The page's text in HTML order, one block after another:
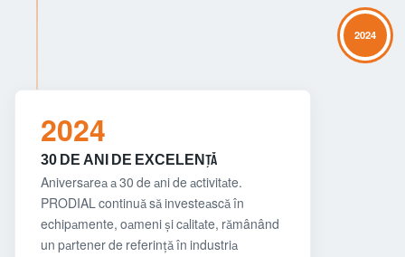
2024
2024
30 DE ANI DE EXCELENȚĂ
Aniversarea a 30 de ani de activitate.
PRODIAL continuă să investească în
echipamente, oameni și calitate, rămânând
un partener de referință în industria